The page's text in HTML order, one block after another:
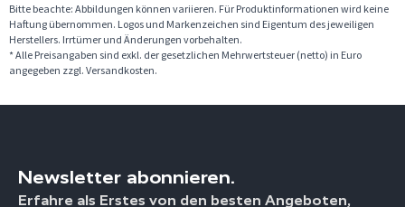
Bitte beachte: Abbildungen können variieren. Für Produktinformationen wird keine
Haftung übernommen. Logos und Markenzeichen sind Eigentum des jeweiligen
Herstellers. Irrtümer und Änderungen vorbehalten.
* Alle Preisangaben sind exkl. der gesetzlichen Mehrwertsteuer (netto) in Euro
angegeben zzgl. Versandkosten.
Newsletter abonnieren.
Erfahre als Erstes von den besten Angeboten,